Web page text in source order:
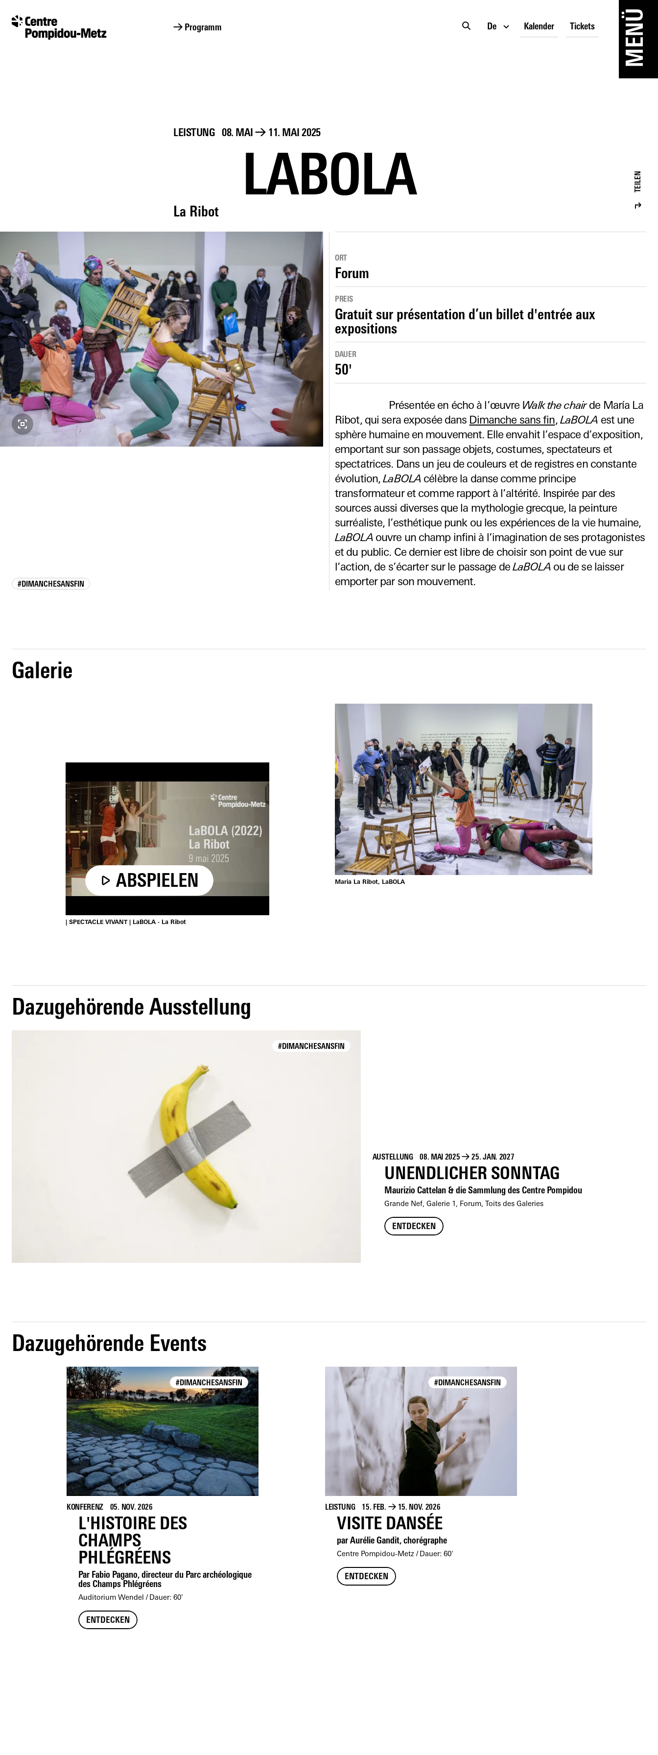
→ Programm De Kalender Tickets MENÜ
LEISTUNG 08. MAI → 11. MAI 2025
LABOLA
La Ribot
TEILEN
ORT
Forum
PREIS
Gratuit sur présentation d’un billet d'entrée aux
expositions
DAUER
50'
Présentée en écho à l’œuvre Walk the chairde María La
Ribot, qui sera exposée dans Dimanche sans fin, LaBOLA est une
sphère humaine en mouvement. Elle envahit l’espace d’exposition,
emportant sur son passage objets, costumes, spectateurs et
spectatrices. Dans un jeu de couleurs et de registres en constante
évolution,LaBOLA célèbre la danse comme principe
transformateur et comme rapport à l’altérité. Inspirée par des
sources aussi diverses que la mythologie grecque, la peinture
surréaliste, l’esthétique punk ou les expériences de la vie humaine,
LaBOLAouvre un champ infini à l’imagination de ses protagonistes
et du public. Ce dernier est libre de choisir son point de vue sur
l’action, de s’écarter sur le passage de LaBOLAou de se laisser
emporter par son mouvement.
#DIMANCHESANSFIN
Galerie
ABSPIELEN
| SPECTACLE VIVANT | LaBOLA - La Ribot
Maria La Ribot, LaBOLA
Dazugehörende Ausstellung
#DIMANCHESANSFIN
AUSTELLUNG 08. MAI 2025 → 25. JAN. 2027
UNENDLICHER SONNTAG
Maurizio Cattelan & die Sammlung des Centre Pompidou
Grande Nef, Galerie 1, Forum, Toits des Galeries
ENTDECKEN
Dazugehörende Events
#DIMANCHESANSFIN
KONFERENZ 05. NOV. 2026
L'HISTOIRE DES
CHAMPS
PHLÉGRÉENS
Par Fabio Pagano, directeur du Parc archéologique
des Champs Phlégréens
Auditorium Wendel Dauer: 60'
ENTDECKEN
#DIMANCHESANSFIN
LEISTUNG 15. FEB. → 15. NOV. 2026
VISITE DANSÉE
par Aurélie Gandit, chorégraphe
Centre Pompidou-Metz Dauer: 60'
ENTDECKEN